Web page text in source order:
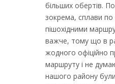
більших обертів.
зокрема, сплави по
пішохідними
важче, тому що в
жодного офіційно
маршруту і не
нашого району